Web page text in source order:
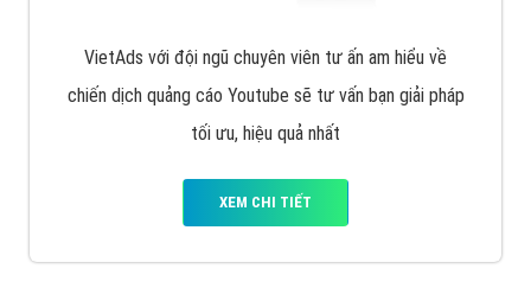
VietAds với đội ngũ chuyên viên tư ấn am hiểu về
chiến dịch quảng cáo Youtube sẽ tư vấn bạn giải pháp
tối ưu, hiệu quả nhất
XEM CHI TIẾT